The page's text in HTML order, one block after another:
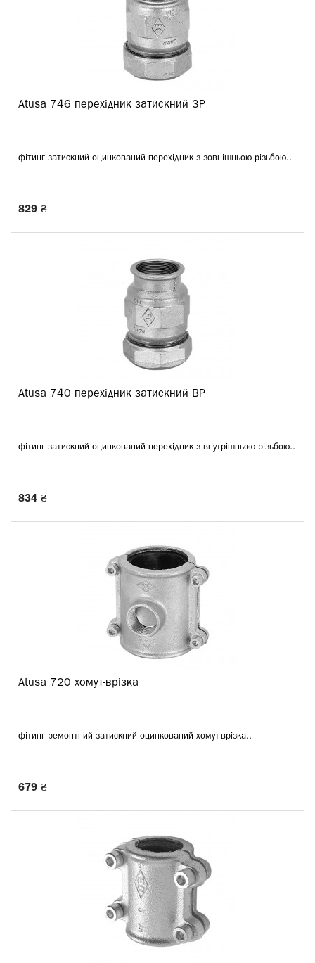
Atusa 746 перехідник затискний ЗР
фітинг затискний оцинкований перехідник з зовнішньою різьбою..
829 ₴
Atusa 740 перехідник затискний ВР
фітинг затискний оцинкований перехідник з внутрішньою різьбою..
834 ₴
Atusa 720 хомут-врізка
фітинг ремонтний затискний оцинкований хомут-врізка..
679 ₴